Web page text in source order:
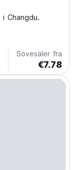
Changdu.
Sovesaler fra
€7.78